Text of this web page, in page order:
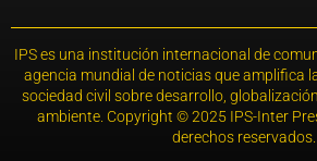
IPS es una institución internacional de
agencia mundial de noticias que amplifica
sociedad civil sobre desarrollo,
ambiente. Copyright © 2025 IPS-Inter
derechos reservados.